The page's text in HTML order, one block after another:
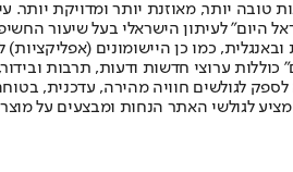
יותר, מאוזנת יותר ומדויקת יותר.
המודפסת הראשונה פורסמה ב-30 ביולי 2007, וב-2010 הפך
ערוצי חדשות ודעות, תרבות
לספק לגולשים חוויה מהירה, עדכנית,
לגולשי האתר הנחות ומבצעים על